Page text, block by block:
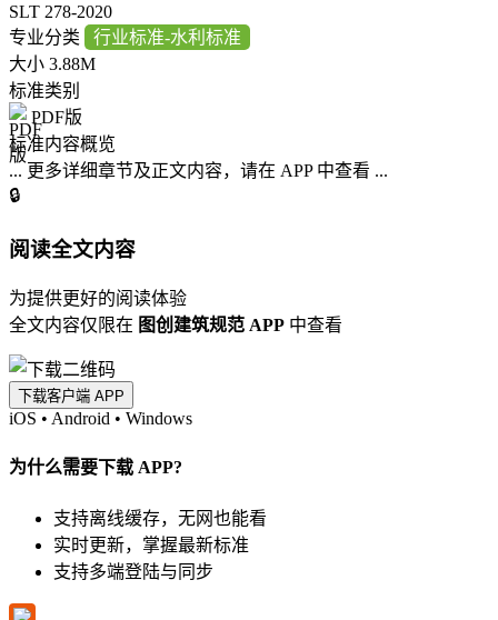
SLT 278-2020
专业分类
行业标准-水利标准
大小 3.88M
标准类别
PDF版
标准内容概览
... 更多详细章节及正文内容，请在 APP 中查看 ...
🔒
阅读全文内容
为提供更好的阅读体验
全文内容仅限在 图创建筑规范 APP 中查看
下载客户端 APP
iOS • Android • Windows
为什么需要下载 APP?
支持离线缓存，无网也能看
实时更新，掌握最新标准
支持多端登陆与同步